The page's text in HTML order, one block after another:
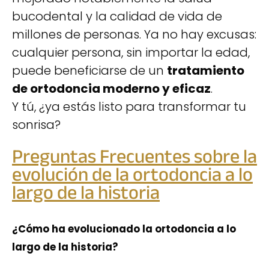
bucodental y la calidad de vida de
millones de personas. Ya no hay excusas:
cualquier persona, sin importar la edad,
puede beneficiarse de un tratamiento
de ortodoncia moderno y eficaz.
Y tú, ¿ya estás listo para transformar tu
sonrisa?
Preguntas Frecuentes sobre la
evolución de la ortodoncia a lo
largo de la historia
¿Cómo ha evolucionado la ortodoncia a lo
largo de la historia?